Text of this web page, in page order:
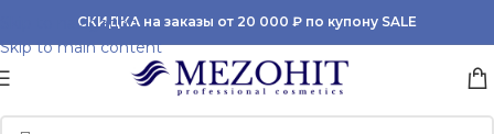
Skip to navigation
Skip to main content
СКИДКА на заказы от 20 000 ₽ по купону SALE